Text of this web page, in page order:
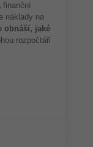
finanční
náklady na
obnáší, jaké
rozpočtáři